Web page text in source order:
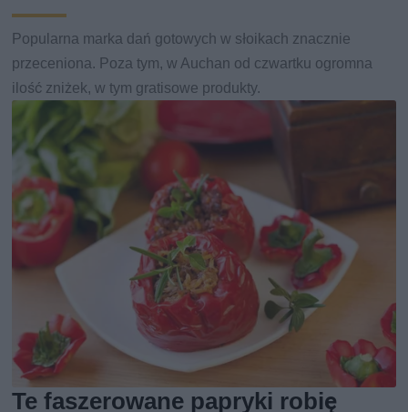
Popularna marka dań gotowych w słoikach znacznie
przeceniona. Poza tym, w Auchan od czwartku ogromna
ilość zniżek, w tym gratisowe produkty.
Te faszerowane papryki robię